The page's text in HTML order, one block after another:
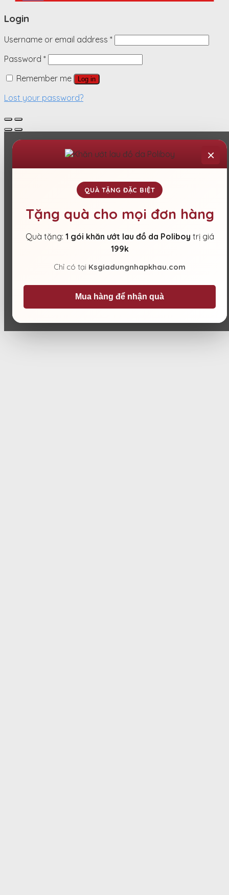
Login
Username or email address *
Password *
Remember me
Log in
Lost your password?
×
QUÀ TẶNG ĐẶC BIỆT
Tặng quà cho mọi đơn hàng
Quà tặng: 1 gói khăn ướt lau đồ da Poliboy trị giá
199k
Chỉ có tại Ksgiadungnhapkhau.com
Mua hàng để nhận quà